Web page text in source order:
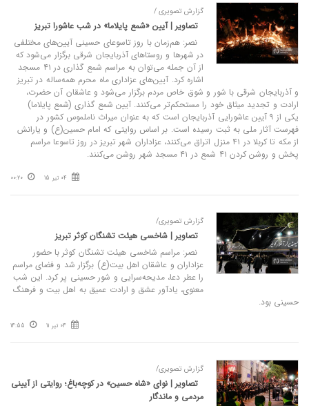
گزارش تصویری /
تصاویر | آیین «شمع پایلاما» در شب عاشورا تبریز
نصر: هم‌زمان با روز تاسوعای حسینی آیین‌های مختلفی
در شهرها و روستاهای آذربایجان شرقی برگزار می‌شود که
از آن جمله می‌توان به مراسم شمع گذاری در ۴۱ مسجد
اشاره کرد. آیین‌های عزاداری ماه محرم همه‌ساله در تبریز
و آذربایجان شرقی با شور و شوق خاص مردم برگزار می‌شود و عاشقان آن حضرت،
ارادت و تجدید میثاق خود را مستحکم‌تر می‌کنند. آیین شمع گذاری (شمع پایلاما)
یکی از ۹ آیین عاشورایی آذربایجان است که به عنوان میراث ناملموس کشور در
فهرست آثار ملی به ثبت رسیده است. بر اساس روایتی که امام حسین(ع) و یارانش
از مکه تا کربلا در ۴۱ منزل اتراق می‌کنند، عزاداران شهر تبریز در روز تاسوعا مراسم
پخش و روشن کردن ۴۱ شمع در ۴۱ مسجد شهر روشن می‌کنند.
04 تیر 15 00:20
گزارش تصویری/
تصاویر | شاخسی هیئت تشنگان کوثر تبریز
نصر: مراسم شاخسی هیئت تشنگان کوثر با حضور
عزاداران و عاشقان اهل بیت(ع) برگزار شد و فضای مراسم
را عطر دعا، مدیحه‌سرایی و شور حسینی پر کرد. این شب
معنوی، یادآور عشق و ارادت عمیق به اهل بیت و فرهنگ
حسینی بود.
04 تیر 11 14:55
گزارش تصویری/
تصاویر | نوای «شاه حسین» در کوچه‌باغ؛ روایتی از آیینی
مردمی و ماندگار